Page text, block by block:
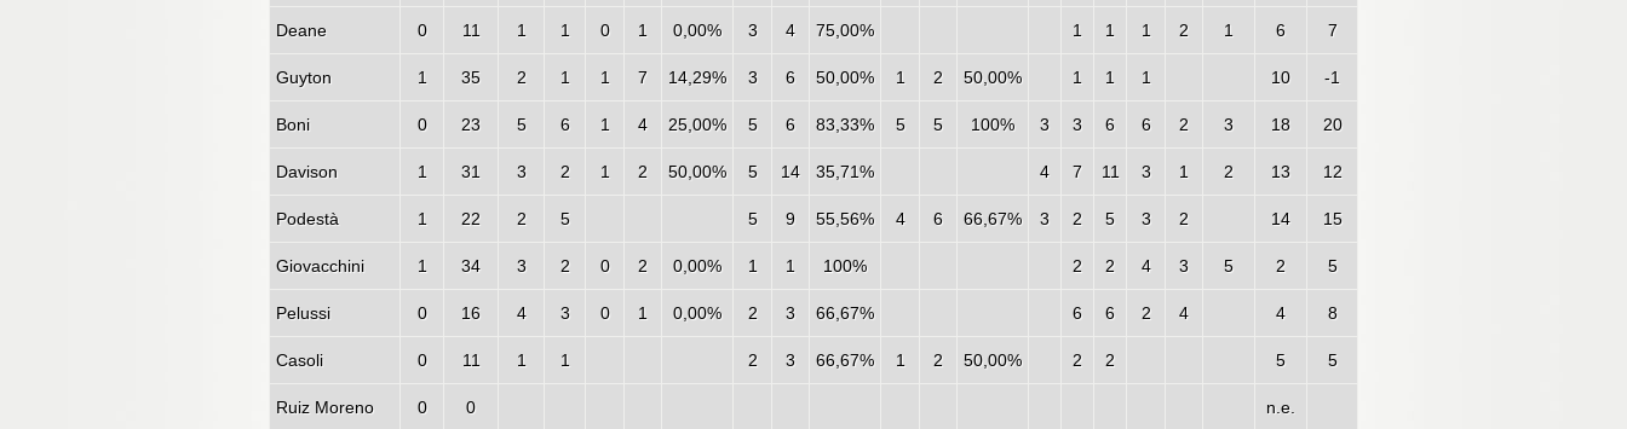
Deane 0 11 1 1 0 1 0,00% 3 4 75,00% 1 1 1 2 1 6 7
Guyton 1 35 2 1 1 7 14,29% 3 6 50,00% 1 2 50,00% 1 1 1 10 -1
Boni 0 23 5 6 1 4 25,00% 5 6 83,33% 5 5 100% 3 3 6 6 2 3 18 20
Davison 1 31 3 2 1 2 50,00% 5 14 35,71% 4 7 11 3 1 2 13 12
Podestà 1 22 2 5 5 9 55,56% 4 6 66,67% 3 2 5 3 2 14 15
Giovacchini 1 34 3 2 0 2 0,00% 1 1 100% 2 2 4 3 5 2 5
Pelussi 0 16 4 3 0 1 0,00% 2 3 66,67% 6 6 2 4 4 8
Casoli 0 11 1 1 2 3 66,67% 1 2 50,00% 2 2 5 5
Ruiz Moreno 0 0 n.e.